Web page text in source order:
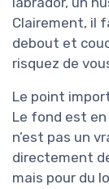
Clairement, il
debout et
risquez de
Le point
Le fond est
n’est pas un
directement
mais pour du